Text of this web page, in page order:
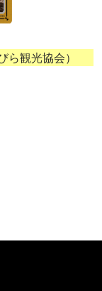
観光協会）